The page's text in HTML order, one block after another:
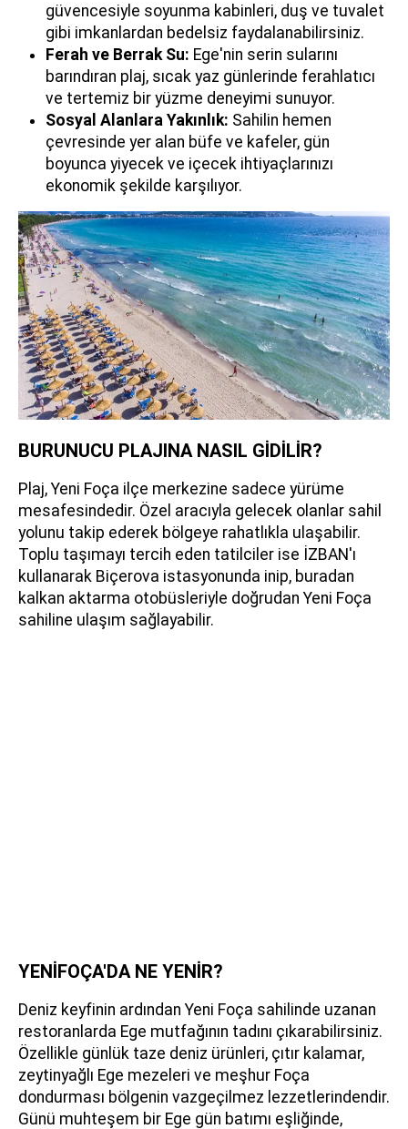
güvencesiyle soyunma kabinleri, duş ve tuvalet
gibi imkanlardan bedelsiz faydalanabilirsiniz.
Ferah ve Berrak Su: Ege'nin serin sularını
barındıran plaj, sıcak yaz günlerinde ferahlatıcı
ve tertemiz bir yüzme deneyimi sunuyor.
Sosyal Alanlara Yakınlık: Sahilin hemen
çevresinde yer alan büfe ve kafeler, gün
boyunca yiyecek ve içecek ihtiyaçlarınızı
ekonomik şekilde karşılıyor.
BURUNUCU PLAJINA NASIL GİDİLİR?
Plaj, Yeni Foça ilçe merkezine sadece yürüme
mesafesindedir. Özel aracıyla gelecek olanlar sahil
yolunu takip ederek bölgeye rahatlıkla ulaşabilir.
Toplu taşımayı tercih eden tatilciler ise İZBAN'ı
kullanarak Biçerova istasyonunda inip, buradan
kalkan aktarma otobüsleriyle doğrudan Yeni Foça
sahiline ulaşım sağlayabilir.
YENİFOÇA'DA NE YENİR?
Deniz keyfinin ardından Yeni Foça sahilinde uzanan
restoranlarda Ege mutfağının tadını çıkarabilirsiniz.
Özellikle günlük taze deniz ürünleri, çıtır kalamar,
zeytinyağlı Ege mezeleri ve meşhur Foça
dondurması bölgenin vazgeçilmez lezzetlerindendir.
Günü muhteşem bir Ege gün batımı eşliğinde,